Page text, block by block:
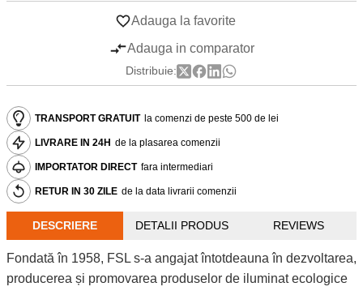
Adauga la favorite
Adauga in comparator
Distribuie:
TRANSPORT GRATUIT la comenzi de peste 500 de lei
LIVRARE IN 24H de la plasarea comenzii
IMPORTATOR DIRECT fara intermediari
RETUR IN 30 ZILE de la data livrarii comenzii
DESCRIERE DETALII PRODUS REVIEWS
Fondată în 1958, FSL s-a angajat întotdeauna în dezvoltarea,
producerea și promovarea produselor de iluminat ecologice